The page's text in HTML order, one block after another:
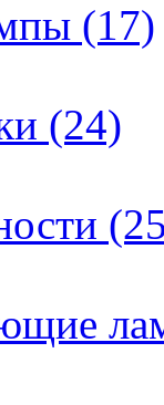
(17)
(24)